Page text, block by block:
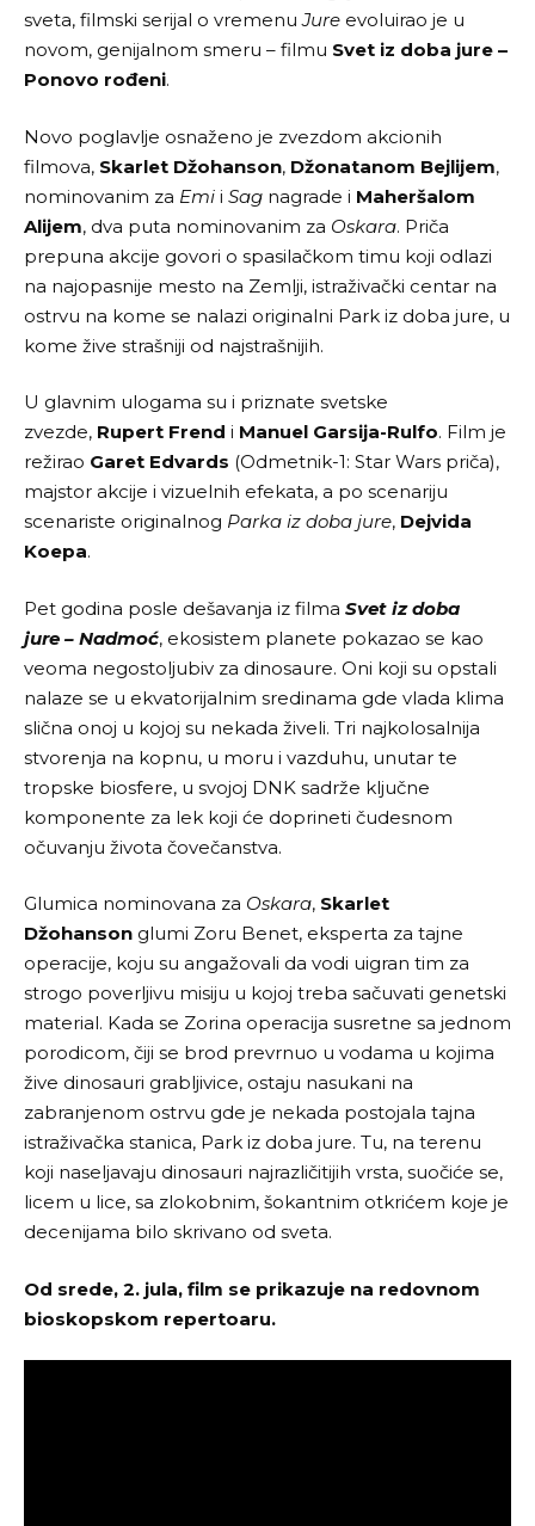
sveta, filmski serijal o vremenuJure evoluirao je u
novom, genijalnom smeru – filmu Svet iz doba jure –
Ponovo rođeni.
Novo poglavlje osnaženo je zvezdom akcionih
filmova, Skarlet Džohanson, Džonatanom Bejlijem,
nominovanim za Emi i Sag nagrade i Maheršalom
Alijem, dva puta nominovanim za Oskara. Priča
prepuna akcije govori o spasilačkom timu koji odlazi
na najopasnije mesto na Zemlji, istraživački centar na
ostrvu na kome se nalazi originalni Park iz doba jure, u
kome žive strašniji od najstrašnijih.
U glavnim ulogama su i priznate svetske
zvezde, Rupert Frend i Manuel Garsija-Rulfo. Film je
režirao Garet Edvards (Odmetnik-1: Star Wars priča),
majstor akcije i vizuelnih efekata, a po scenariju
scenariste originalnog Parka iz doba jure, Dejvida
Koepa.
Pet godina posle dešavanja iz filma Svet iz doba
jure – Nadmoć, ekosistem planete pokazao se kao
veoma negostoljubiv za dinosaure. Oni koji su opstali
nalaze se u ekvatorijalnim sredinama gde vlada klima
slična onoj u kojoj su nekada živeli. Tri najkolosalnija
stvorenja na kopnu, u moru i vazduhu, unutar te
tropske biosfere, u svojoj DNK sadrže ključne
komponente za lek koji će doprineti čudesnom
očuvanju života čovečanstva.
Glumica nominovana za Oskara, Skarlet
Džohanson glumi Zoru Benet, eksperta za tajne
operacije, koju su angažovali da vodi uigran tim za
strogo poverljivu misiju u kojoj treba sačuvati genetski
material. Kada se Zorina operacija susretne sa jednom
porodicom, čiji se brod prevrnuo u vodama u kojima
žive dinosauri grabljivice, ostaju nasukani na
zabranjenom ostrvu gde je nekada postojala tajna
istraživačka stanica, Park iz doba jure. Tu, na terenu
koji naseljavaju dinosauri najrazličitijih vrsta, suočiće se,
licem u lice, sa zlokobnim, šokantnim otkrićem koje je
decenijama bilo skrivano od sveta.
Od srede, 2. jula, film se prikazuje na redovnom
bioskopskom repertoaru.